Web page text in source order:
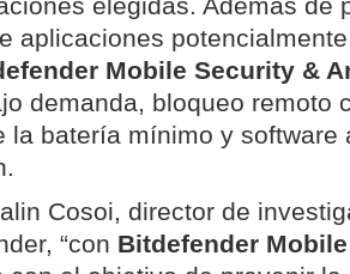
elegidas. Además de
aplicaciones
Mobile Security &
demanda, bloqueo remoto
la batería mínimo y software
Cosoi, director de
“con Bitdefender